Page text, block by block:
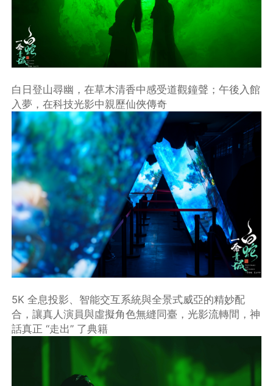
白日登山尋幽，在草木清香中感受道觀鐘聲；午後入館
入夢，在科技光影中親歷仙俠傳奇
5K 全息投影、智能交互系統與全景式威亞的精妙配
合，讓真人演員與虛擬角色無縫同臺，光影流轉間，神
話真正 “走出” 了典籍